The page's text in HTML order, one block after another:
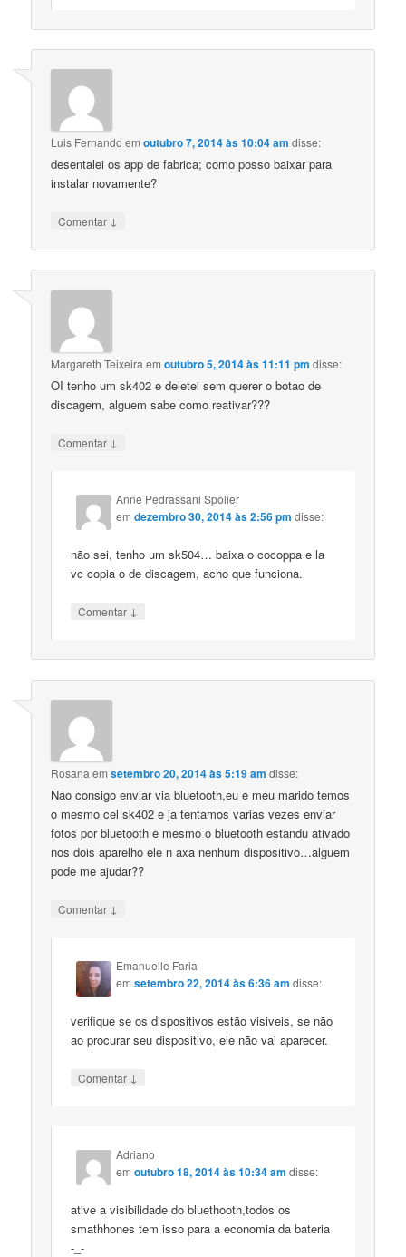
Luis Fernando emoutubro 7, 2014 às 10:04 am disse:
desentalei os app de fabrica; como posso baixar para
instalar novamente?
Comentar ↓
Margareth Teixeira emoutubro 5, 2014 às 11:11 pm disse:
OI tenho um sk402 e deletei sem querer o botao de
discagem, alguem sabe como reativar???
Comentar ↓
Anne Pedrassani Spolier
emdezembro 30, 2014 às 2:56 pm disse:
não sei, tenho um sk504… baixa o cocoppa e la
vc copia o de discagem, acho que funciona.
Comentar ↓
Rosana emsetembro 20, 2014 às 5:19 am disse:
Nao consigo enviar via bluetooth,eu e meu marido temos
o mesmo cel sk402 e ja tentamos varias vezes enviar
fotos por bluetooth e mesmo o bluetooth estandu ativado
nos dois aparelho ele n axa nenhum dispositivo…alguem
pode me ajudar??
Comentar ↓
Emanuelle Faria
emsetembro 22, 2014 às 6:36 am disse:
verifique se os dispositivos estão visiveis, se não
ao procurar seu dispositivo, ele não vai aparecer.
Comentar ↓
Adriano
emoutubro 18, 2014 às 10:34 am disse:
ative a visibilidade do bluethooth,todos os
smathhones tem isso para a economia da bateria
-_-